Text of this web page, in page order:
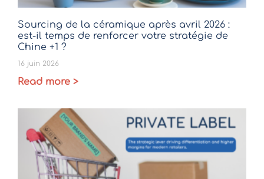
Sourcing de la céramique après avril 2026 :
est-il temps de renforcer votre stratégie de
Chine +1 ?
16 juin 2026
Read more >